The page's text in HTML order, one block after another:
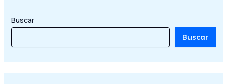
Buscar
Buscar